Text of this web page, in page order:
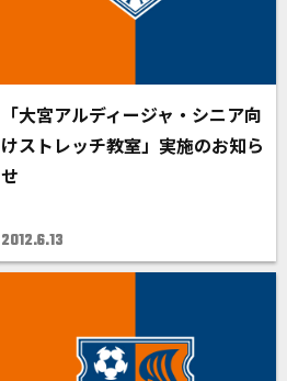
「大宮アルディージャ・シニア向
けストレッチ教室」実施のお知ら
せ
2012.6.13